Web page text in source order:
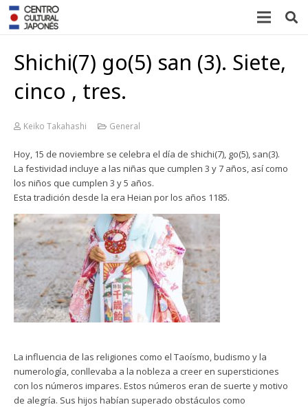
Shichi(7) go(5) san (3). Siete,
cinco , tres.
Keiko Takahashi General
Hoy, 15 de noviembre se celebra el día de shichi(7), go(5), san(3).
La festividad incluye a las niñas que cumplen 3 y 7 años, así como
los niños que cumplen 3 y 5 años.
Esta tradición desde la era Heian por los años 1185.
La influencia de las religiones como el Taoísmo, budismo y la
numerología, conllevaba a la nobleza a creer en supersticiones
con los números impares. Estos números eran de suerte y motivo
de alegría. Sus hijos habían superado obstáculos como